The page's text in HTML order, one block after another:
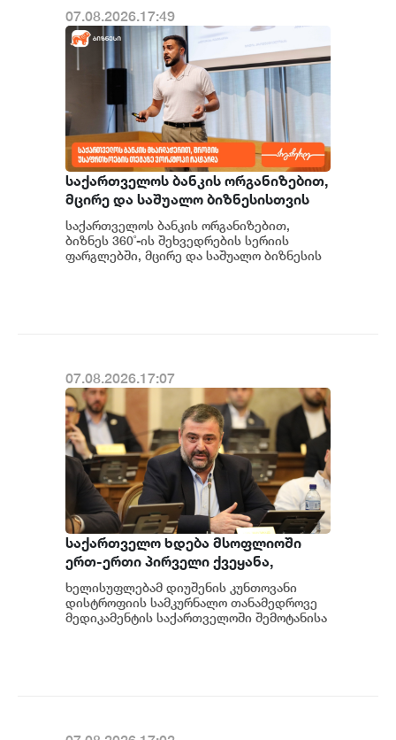
07.08.2026.17:49
საქართველოს ბანკის ორგანიზებით,
მცირე და საშუალო ბიზნესისთვის
შრომის უსაფრთხოების ვორკშოპი
გაიმართა
საქართველოს ბანკის ორგანიზებით,
ბიზნეს 360˚-ის შეხვედრების სერიის
ფარგლებში, მცირე და საშუალო ბიზნესის
07.08.2026.17:07
საქართველო ხდება მსოფლიოში
ერთ-ერთი პირველი ქვეყანა,
რომელიც მედიკამენტ ჯივინოსტატს
შეიძენს და სახელმწიფო
პროგრამაში დანერგავს - ბექა
ხელისუფლებამ დიუშენის კუნთოვანი
დისტროფიის სამკურნალო თანამედროვე
მედიკამენტის საქართველოში შემოტანისა